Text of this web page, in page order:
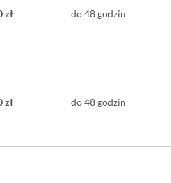
zł do 48 godzin
zł do 48 godzin